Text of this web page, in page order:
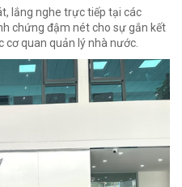
lắng nghe trực tiếp tại các
chứng đậm nét cho sự gắn kết
cơ quan quản lý nhà nước.